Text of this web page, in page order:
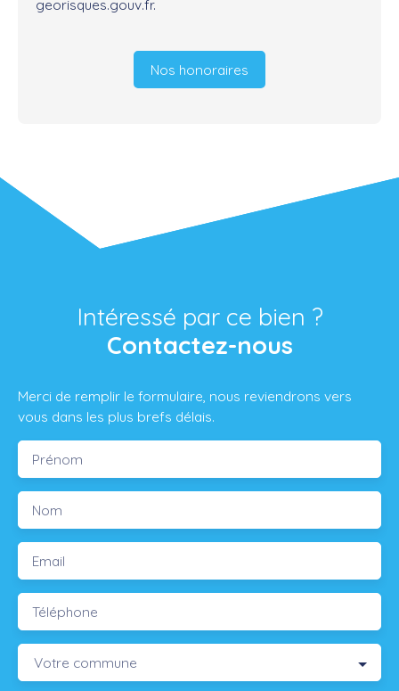
georisques.gouv.fr.
Nos honoraires
Intéressé par ce bien ?
Contactez-nous
Merci de remplir le formulaire, nous reviendrons vers
vous dans les plus brefs délais.
Prénom
Nom
Email
Téléphone
Votre commune